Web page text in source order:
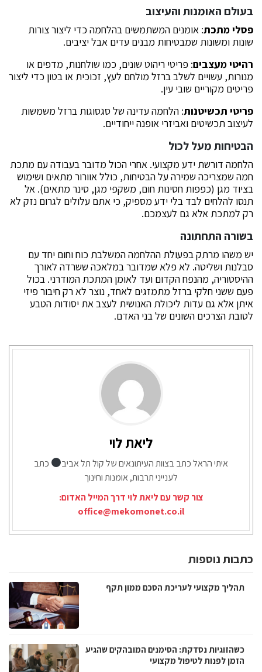
בעולם האומנות והעיצוב
פסלי מתכת: אומנים המשתמשים בהלחמה כדי ליצור צורות
שונות ומשונות שמבטיחות מבנים עדים אבל יציבים.
רהיטי מעצבים: פריטי ריהוט שונים, כמו שולחנות, מדפים או
מנורות, עשויים לשלב ברזל מולחם לעץ, זכוכית או בטון כדי ליצור
פריטים מקוריים שובי עין.
פריטי תכשיטנות: הלחמה עדינה של סגסוגות ברזל משמשות
לעיצוב תכשיטים ואביזרי אופנה ייחודיים.
הבטיחות מעל לכול
הלחמה דורשת ידע מקצועי. אחרי הכול מדובר בעבודה עם מתכת
חמה שמצריכה שמירה על הבטיחות, כולל אוורור מתאים ושימוש
בציוד מגן (כפפות חסינות חום, משקפי מגן, סינר מתאים). אל
תנסו להלחים לבד בלי ידע מספיק, כי אתם עלולים לגרום נזק לא
רק למתכת אלא גם לעצמכם.
בשורה התחתונה
יש משהו מרתק בפעולת ההלחמה המשלבת כוח וחום יחד עם
סבלנות ושליטה. לא פלא שמדובר במלאכה ששרדה לאורך
ההיסטוריה, מהנפח הקדום ועד לאומן המתכת המודרני. בכול
פעם ששני חלקי ברזל מתמזגים לאחד, נוצר לא רק חיבור פיזי
איתן אלא גם עדות ליכולת האנושית לעצב את יסודות הטבע
לטובת הצרכים השונים של בני האדם.
ליאת לוי
איתי הראל כתב בצוות העיתונאים של קול תל אביב
כתב
לענייני תרבות, אומנות וחינוך
צור קשר עם ליאת לוי דרך המייל האדום:
office@mekomonet.co.il
כתבות נוספות
תהליך מקצועי לעריכת הסכם ממון תקף
כשהזוגיות נסדקת: הסימנים המובהקים שהגיע
הזמן לפנות לטיפול מקצועי